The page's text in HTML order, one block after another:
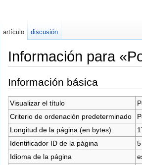
Información para
Información básica
Visualizar el título
Criterio de ordenación predeterminado
Longitud de la página (en bytes)
Identificador ID de la página
5
Idioma de la página
artículo discusión